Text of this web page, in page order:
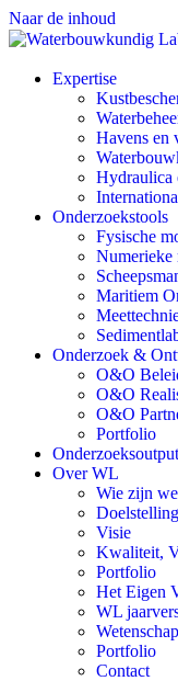
Naar de inhoud
Expertise
Havens en
Hydraulica
Onderzoekstools
Fysische
Numerieke
Maritiem
Onderzoek &
O&O
O&O
O&O
Portfolio
Onderzoeksoutput
Over WL
Wie zijn
Visie
Kwaliteit,
Portfolio
Het Eigen
WL
Portfolio
Contact